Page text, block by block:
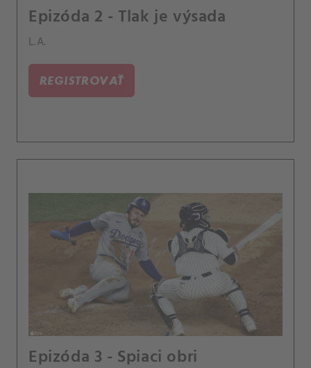
Epizóda 2 - Tlak je výsada
L.A.
REGISTROVAŤ
Epizóda 3 - Spiaci obri